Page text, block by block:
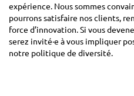
expérience. Nous sommes
pourrons satisfaire nos clients,
force d’innovation. Si vous
serez invité·e à vous impliquer
notre politique de diversité.